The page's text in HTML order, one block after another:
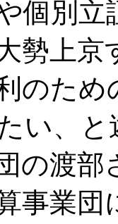
個別
勢上
のた
い、と
の渡部
事業